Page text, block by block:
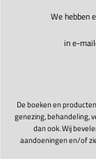
We hebben
in e-
De boeken en
genezing, behandeling,
dan ook. Wij
aandoeningen en/of